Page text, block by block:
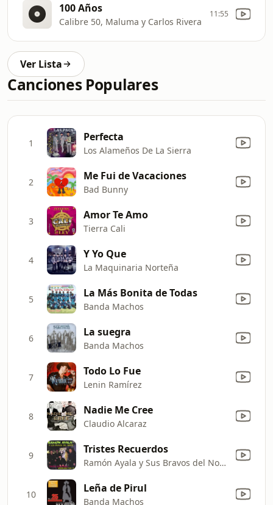
100 Años
Calibre 50, Maluma y Carlos Rivera
11:55
Ver Lista
Canciones Populares
1 Perfecta
Los Alameños De La Sierra
2 Me Fui de Vacaciones
Bad Bunny
3 Amor Te Amo
Tierra Cali
4 Y Yo Que
La Maquinaria Norteña
5 La Más Bonita de Todas
Banda Machos
6 La suegra
Banda Machos
7 Todo Lo Fue
Lenin Ramírez
8 Nadie Me Cree
Claudio Alcaraz
9 Tristes Recuerdos
Ramón Ayala y Sus Bravos del Norte
10 Leña de Pirul
Banda Machos